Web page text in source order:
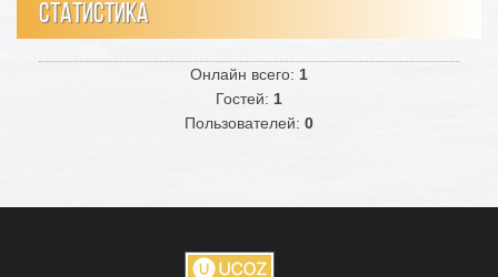
СТАТИСТИКА
Онлайн всего: 1
Гостей: 1
Пользователей: 0